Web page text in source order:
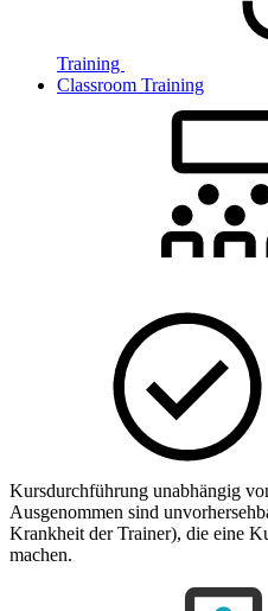
Training
Classroom Training
Kursdurchführung unabhängig
Ausgenommen sind
Krankheit der Trainer), die eine
machen.